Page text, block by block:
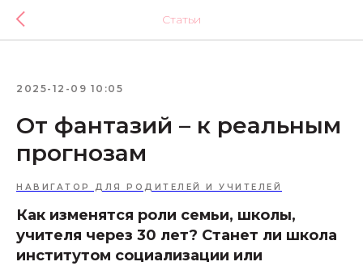
Статьи
2025-12-09 10:05
От фантазий – к реальным
прогнозам
НАВИГАТОР ДЛЯ РОДИТЕЛЕЙ И УЧИТЕЛЕЙ
Как изменятся роли семьи, школы,
учителя через 30 лет? Станет ли школа
институтом социализации или